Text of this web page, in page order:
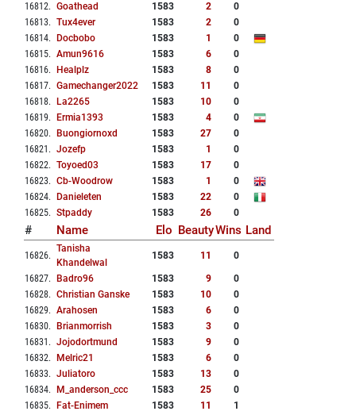
16812. Goathead 1583 2
0
16813. Tux4ever 1583 2
0
16814. Docbobo 1583 1
0
16815. Amun9616 1583 6
0
16816. Healplz 1583 8
0
16817. Gamechanger2022 1583 11
0
16818. La2265 1583 10
0
16819. Ermia1393 1583 4
0
16820. Buongiornoxd 1583 27
0
16821 . Jozefp 1583 1
0
16822. Toyoed03 1583 17
0
16823. Cb-Woodrow 1583 1
0
16824. Danieleten 1583 22
0
16825. Stpaddy 1583 26 0
# Name Elo BeautyWins Land
16826.
Tanisha
Khandelwal
1583 11 0
16827. Badro96 1583 9
0
16828. Christian Ganske 1583 10
0
16829. Arahosen 1583 6
0
16830. Brianmorrish 1583 3
0
16831 . Jojodortmund 1583 9
0
16832. Melric21 1583 6
0
16833. Juliatoro 1583 13
0
16834. M_anderson_ccc 1583 25
0
16835. Fat-Enimem 1583 11
1